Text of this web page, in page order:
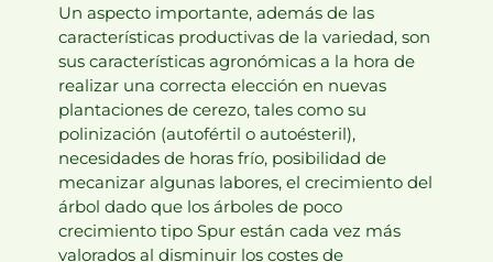
Un aspecto importante, además de las
características productivas de la variedad, son
sus características agronómicas a la hora de
realizar una correcta elección en nuevas
plantaciones de cerezo, tales como su
polinización (autofértil o autoésteril),
necesidades de horas frío, posibilidad de
mecanizar algunas labores, el crecimiento del
árbol dado que los árboles de poco
crecimiento tipo Spur están cada vez más
valorados al disminuir los costes de